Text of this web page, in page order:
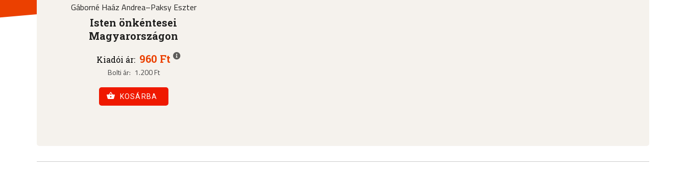
Gáborné Haáz Andrea–Paksy Eszter
Isten önkéntesei
Magyarországon
Kiadói ár: 960 Ft
Bolti ár: 1.200 Ft
KOSÁRBA